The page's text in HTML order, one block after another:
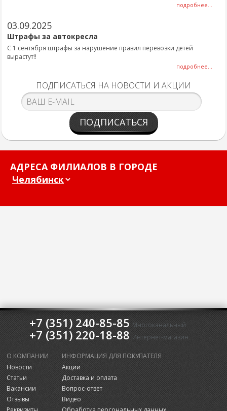
подробнее...
03.09.2025
Штрафы за автокресла
С 1 сентября штрафы за нарушение правил перевозки детей
вырастут!!
подробнее...
ПОДПИСАТЬСЯ НА НОВОСТИ И АКЦИИ
ПОДПИСАТЬСЯ
АДРЕСА ФИЛИАЛОВ В ГОРОДЕ
+7 (351) 240-85-85 Многоканальный
+7 (351) 220-18-88 Интернет-магазин
О КОМПАНИИ
Новости
Статьи
Вакансии
Отзывы
ИНФОРМАЦИЯ ДЛЯ ПОКУПАТЕЛЯ
Акции
Доставка и оплата
Вопрос-ответ
Видео